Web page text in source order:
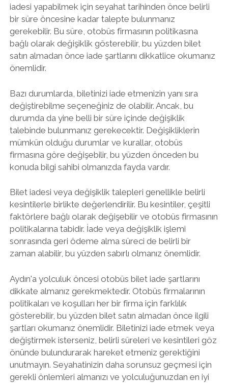
iadesi yapabilmek için seyahat tarihinden önce belirli
bir süre öncesine kadar talepte bulunmanız
gerekebilir. Bu süre, otobüs firmasının politikasına
bağlı olarak değişiklik gösterebilir, bu yüzden bilet
satın almadan önce iade şartlarını dikkatlice okumanız
önemlidir.
Bazı durumlarda, biletinizi iade etmenizin yanı sıra
değiştirebilme seçeneğiniz de olabilir. Ancak, bu
durumda da yine belli bir süre içinde değişiklik
talebinde bulunmanız gerekecektir. Değişikliklerin
mümkün olduğu durumlar ve kurallar, otobüs
firmasına göre değişebilir, bu yüzden önceden bu
konuda bilgi sahibi olmanızda fayda vardır.
Bilet iadesi veya değişiklik talepleri genellikle belirli
kesintilerle birlikte değerlendirilir. Bu kesintiler, çeşitli
faktörlere bağlı olarak değişebilir ve otobüs firmasının
politikalarına tabidir. İade veya değişiklik işlemi
sonrasında geri ödeme alma süreci de belirli bir
zaman alabilir, bu yüzden sabırlı olmanız önemlidir.
Aydın'a yolculuk öncesi otobüs bilet iade şartlarını
dikkate almanız gerekmektedir. Otobüs firmalarının
politikaları ve koşulları her bir firma için farklılık
gösterebilir, bu yüzden bilet satın almadan önce ilgili
şartları okumanız önemlidir. Biletinizi iade etmek veya
değiştirmek isterseniz, belirli süreleri ve kesintileri göz
önünde bulundurarak hareket etmeniz gerektiğini
unutmayın. Seyahatinizin daha sorunsuz geçmesi için
gerekli önlemleri almanızı ve yolculuğunuzdan en iyi